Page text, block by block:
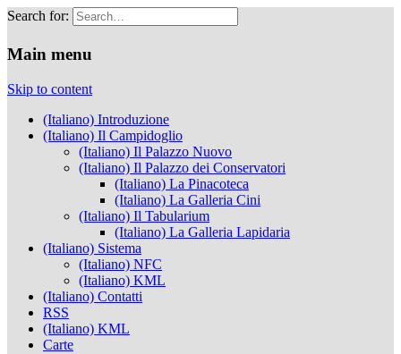
Search for:
Musei Capitolini
Main menu
Skip to content
(Italiano) Introduzione
(Italiano) Il Campidoglio
(Italiano) Il Palazzo Nuovo
(Italiano) Il Palazzo dei Conservatori
(Italiano) La Pinacoteca
(Italiano) La Galleria Cini
(Italiano) Il Tabularium
(Italiano) La Galleria Lapidaria
(Italiano) Sistema
(Italiano) NFC
(Italiano) KML
(Italiano) Contatti
RSS
(Italiano) KML
Carte